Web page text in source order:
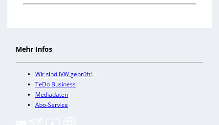
Mehr Infos
Wir sind IVW geprüft!
TeDo Business
Mediadaten
Abo-Service